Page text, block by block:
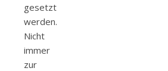
gesetzt
werden.
Nicht
immer
zur